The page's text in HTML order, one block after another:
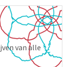
van alle